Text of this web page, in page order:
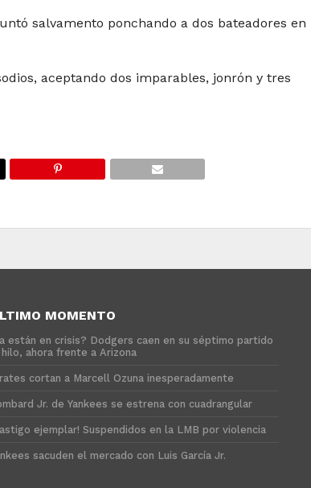
salvamento ponchando a dos bateadores en
aceptando dos imparables, jonrón y tres
MOMENTO
están en crisis? Dodgers caen en su séptimo partido
hilo, ahora frente a Arizona
cortan a Marcell Ozuna inesperadamente
Jr. de Yankees se estrena con cuadrangular
ejemplar! Suspendidos en la LMB por violencia
sacuden el mercado con Luis García Jr.